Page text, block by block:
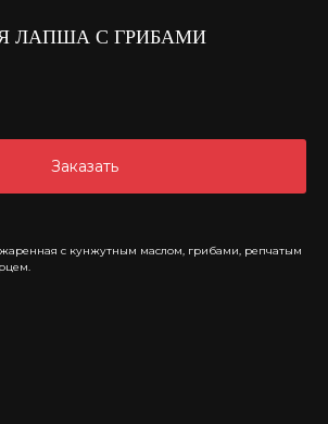
ЛАПША С ГРИБАМИ
Заказать
с кунжутным маслом, грибами, репчатым